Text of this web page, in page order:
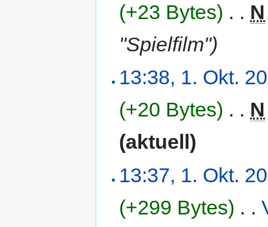
(+23 Bytes) . . N
"Spielfilm")
13:38, 1. Okt.
(+20 Bytes) . . N
(aktuell)
13:37, 1. Okt.
(+299 Bytes) . .